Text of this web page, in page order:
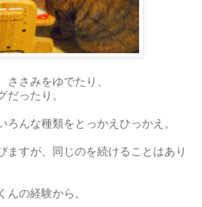
ささみをゆでたり、
ったり。
ろんな種類をとっかえひっかえ。
ますが、同じのを続けることはあり
の経験から。